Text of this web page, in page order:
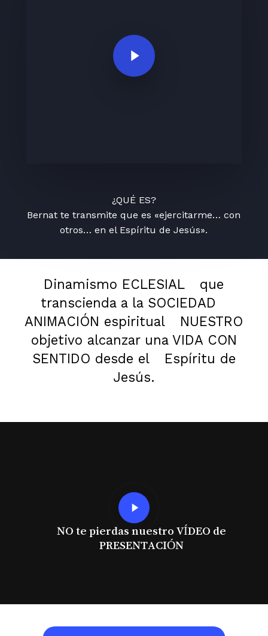
Play Video
¿QUÉ ES?
Bernat te transmite que es «ejercitarme… con
otros… en el Espíritu de Jesús».
Dinamismo ECLESIAL
que
transcienda a la SOCIEDAD
ANIMACIÓN espiritual
NUESTRO
objetivo alcanzar una VIDA CON
SENTIDO desde el
Espíritu de
Jesús.
Play
Video
NO te pierdas nuestro VÍDEO de
PRESENTACIÓN